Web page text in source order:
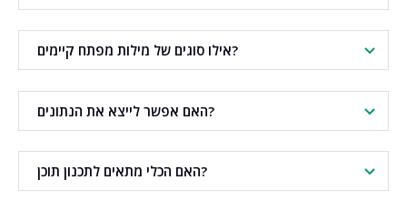
כן. כוונת החיפוש מוצגת עבור כל ביטוי.
אילו סוגים של מילות מפתח קיימים?
סוגי מילות מפתח ב-SEO הם: אינפורמטיביות, ניווטיות, מסחריות
האם אפשר לייצא את הנתונים?
כן. ניתן להעתיק או לשמור את התוצאות בקובץ CSV.
האם הכלי מתאים לתכנון תוכן?